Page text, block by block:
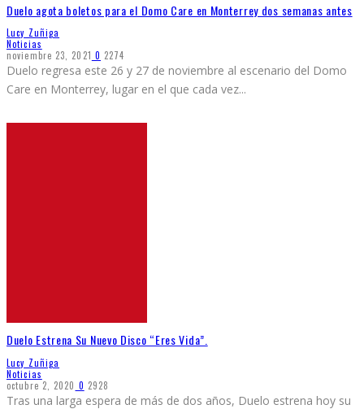
Duelo agota boletos para el Domo Care en Monterrey dos semanas antes
Lucy Zuñiga
Noticias
noviembre 23, 2021 0 2274
Duelo regresa este 26 y 27 de noviembre al escenario del Domo
Care en Monterrey, lugar en el que cada vez...
Duelo Estrena Su Nuevo Disco “Eres Vida”.
Lucy Zuñiga
Noticias
octubre 2, 2020 0 2928
Tras una larga espera de más de dos años, Duelo estrena hoy su